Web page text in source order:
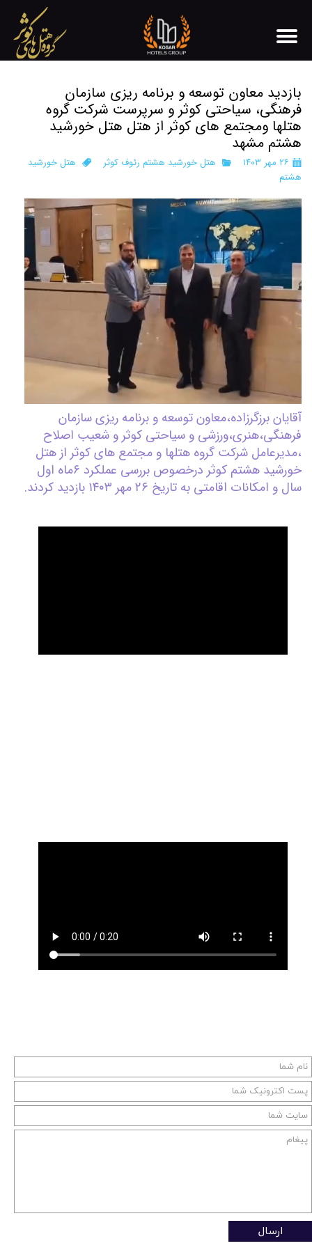
بازدید معاون توسعه و برنامه ریزی سازمان
فرهنگی، سیاحتی کوثر و سرپرست شرکت گروه
هتلها ومجتمع های کوثر از هتل هتل خورشید
هشتم مشهد
۲۶ مهر ۱۴۰۳ هتل خورشید هشتم رئوف کوثر
هتل خورشید
هشتم
آقایان برزگرزاده،معاون توسعه و برنامه ریزی سازمان
فرهنگی،هنری،ورزشی و سیاحتی کوثر و شعیب اصلاح
،مدیرعامل شرکت گروه هتلها و مجتمع های کوثر از هتل
خورشید هشتم کوثر درخصوص بررسی عملکرد ۶ماه اول
سال و امکانات اقامتی به تاریخ ۲۶ مهر ۱۴۰۳ بازدید کردند.
ارسال